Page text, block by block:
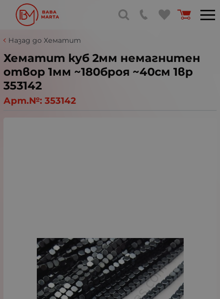
Назад до Хематит
Хематит куб 2мм немагнитен
отвор 1мм ~180броя ~40см 1вр
353142
Арт.№: 353142